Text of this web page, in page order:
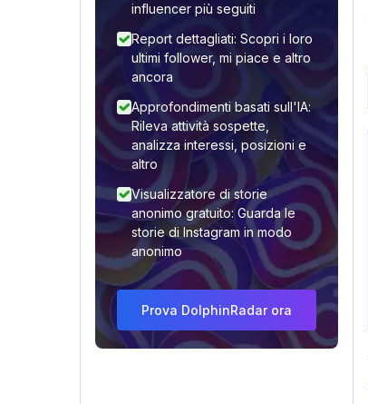
influencer più seguiti
Report dettagliati: Scopri i loro
ultimi follower, mi piace e altro
ancora
Approfondimenti basati sull'IA:
Rileva attività sospette,
analizza interessi, posizioni e
altro
Visualizzatore di storie
anonimo gratuito: Guarda le
storie di Instagram in modo
anonimo
Prova DolphinRadar ora